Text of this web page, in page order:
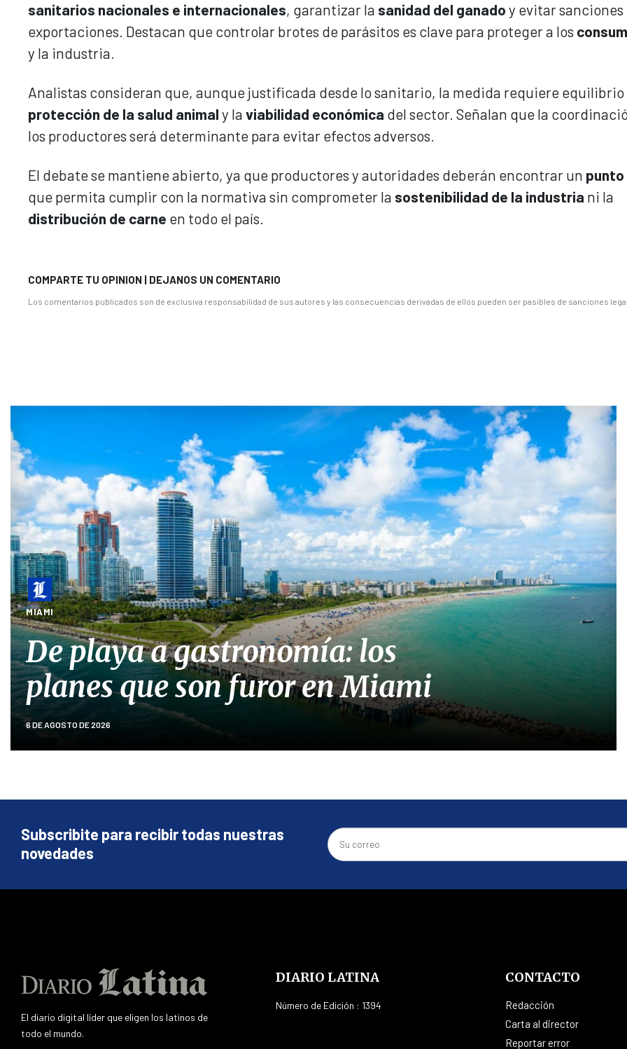
sanitarios nacionales e internacionales, garantizar la sanidad del ganado y evitar sanciones
exportaciones. Destacan que controlar brotes de parásitos es clave para proteger a los
y la industria.
Analistas consideran que, aunque justificada desde lo sanitario, la medida requiere
protección de la salud animal y la viabilidad económica del sector. Señalan que la
los productores será determinante para evitar efectos adversos.
El debate se mantiene abierto, ya que productores y autoridades deberán encontrar un
que permita cumplir con la normativa sin comprometer la sostenibilidad de la industria ni la
distribución de carne en todo el país.
COMPARTE TU OPINION | DEJANOS UN COMENTARIO
Los comentarios publicados son de exclusiva responsabilidad de sus autores y las consecuencias derivadas de ellos pueden ser pasibles de sanciones
MIAMI
De playa a gastronomía: los
planes que son furor en Miami
6 DE AGOSTO DE 2026
Subscribite para recibir todas nuestras
novedades
El diario digital líder que eligen los latinos de
todo el mundo.
DIARIO LATINA
Número de Edición : 1394
CONTACTO
Redacción
Carta al director
Reportar error